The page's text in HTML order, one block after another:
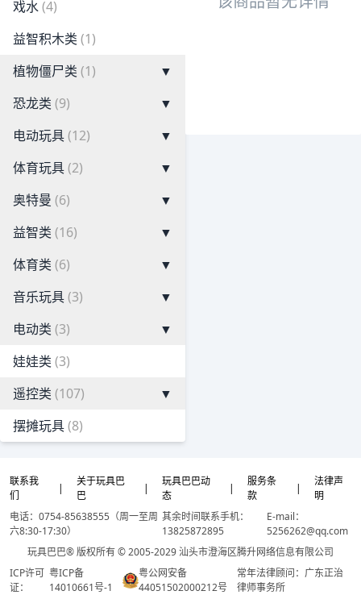
戏水(4)
益智积木类 (1)
植物僵尸类 (1)
▼
恐龙类 (9)
▼
电动玩具(12)
▼
体育玩具(2)
▼
奥特曼 (6)
▼
益智类 (16)
▼
体育类 (6)
▼
音乐玩具(3)
▼
电动类 (3)
▼
娃娃类 (3)
遥控类 (107)
▼
摆摊玩具(8)
联系我
们
|
关于玩具巴
巴
|
玩具巴巴动
态
|
服务条
款
|
法律声
明
电话：0754-85638555（周一至周
六8:30-17:30）
其余时间联系手机：
13825872895
E-mail：
5256262@qq.com
玩具巴巴® 版权所有 © 2005-2029 汕头市澄海区腾升网络信息有限公司
ICP许可
证：
粤ICP备
14010661号-1
粤公网安备
44051502000212号
常年法律顾问：广东正治
律师事务所